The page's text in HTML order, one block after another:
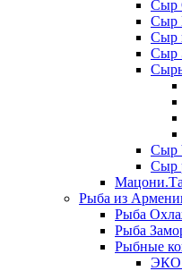
Сыр
Сыр
Сыр
Сыр
Сыр
Рыба из
Рыба
Рыба
Рыбные